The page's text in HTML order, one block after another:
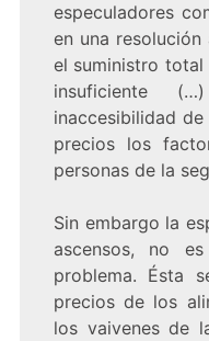
especuladores
en una
el suministro total
insuficiente
inaccesibilidad
precios los
personas de la
Sin embargo la
ascensos, no
problema. Ésta
precios de los
los vaivenes de